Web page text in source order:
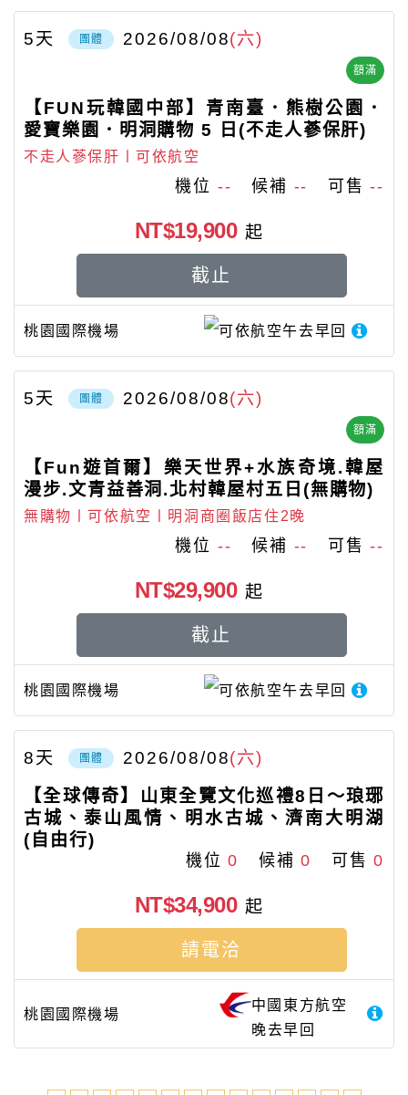
額滿
團體 2026/08/08(六)
5天
【FUN玩韓國中部】青南臺．熊樹公園．
愛寶樂園．明洞購物 5 日(不走人蔘保肝)
機位 -- 候補 -- 可售--
不走人蔘保肝〡可依航空
桃園國際機場 可依航空午去早回
NT$19,900 起
截止
額滿
團體 2026/08/08(六)
5天
【Fun遊首爾】樂天世界+水族奇境.韓屋
漫步.文青益善洞.北村韓屋村五日(無購物)
機位 -- 候補 -- 可售--
無購物〡可依航空〡明洞商圈飯店住2晚
桃園國際機場 可依航空午去早回
NT$29,900 起
截止
團體 2026/08/08(六)
8天
【全球傳奇】山東全覽文化巡禮8日～琅琊
古城、泰山風情、明水古城、濟南大明湖
(自由行)
機位0 候補0 可售0
桃園國際機場
中國東方航空
晚去早回
NT$34,900 起
請電洽